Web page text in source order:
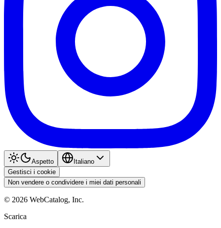
Aspetto
Italiano
Gestisci i cookie
Non vendere o condividere i miei dati personali
© 2026 WebCatalog, Inc.
Scarica